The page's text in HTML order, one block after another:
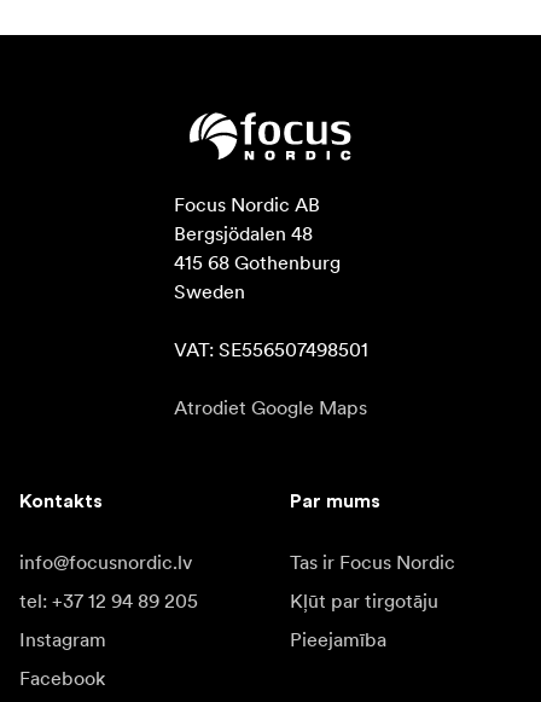
Focus Nordic AB
Bergsjödalen 48
415 68 Gothenburg
Sweden
VAT: SE556507498501
Atrodiet Google Maps
Kontakts
info@focusnordic.lv
tel: +37 12 94 89 205
Instagram
Facebook
Par mums
Tas ir Focus Nordic
Kļūt par tirgotāju
Pieejamība